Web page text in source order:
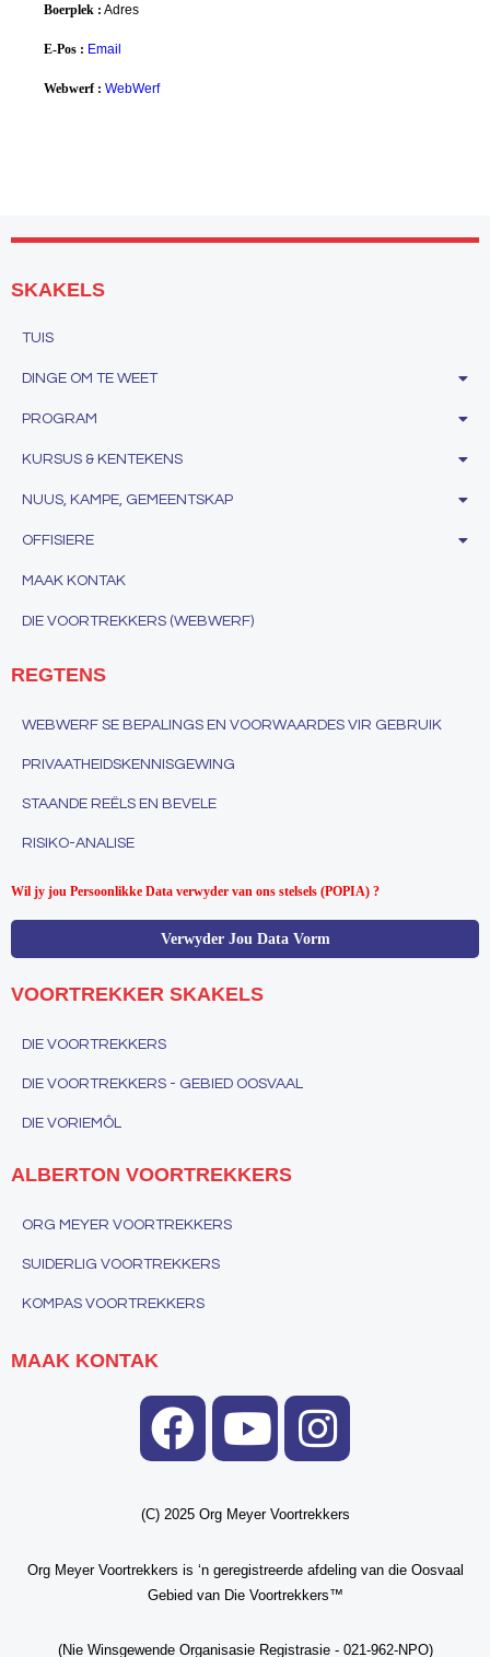
Boerplek : Adres
E-Pos : Email
Webwerf : WebWerf
SKAKELS
TUIS
DINGE OM TE WEET
PROGRAM
KURSUS & KENTEKENS
NUUS, KAMPE, GEMEENTSKAP
OFFISIERE
MAAK KONTAK
DIE VOORTREKKERS (WEBWERF)
REGTENS
WEBWERF SE BEPALINGS EN VOORWAARDES VIR GEBRUIK
PRIVAATHEIDSKENNISGEWING
STAANDE REËLS EN BEVELE
RISIKO-ANALISE
Wil jy jou Persoonlikke Data verwyder van ons stelsels (POPIA) ?
Verwyder Jou Data Vorm
VOORTREKKER SKAKELS
DIE VOORTREKKERS
DIE VOORTREKKERS - GEBIED OOSVAAL
DIE VORIEMÔL
ALBERTON VOORTREKKERS
ORG MEYER VOORTREKKERS
SUIDERLIG VOORTREKKERS
KOMPAS VOORTREKKERS
MAAK KONTAK
(C) 2025 Org Meyer Voortrekkers
Org Meyer Voortrekkers is ‘n geregistreerde afdeling van die Oosvaal
Gebied van Die Voortrekkers™
(Nie Winsgewende Organisasie Registrasie - 021-962-NPO)